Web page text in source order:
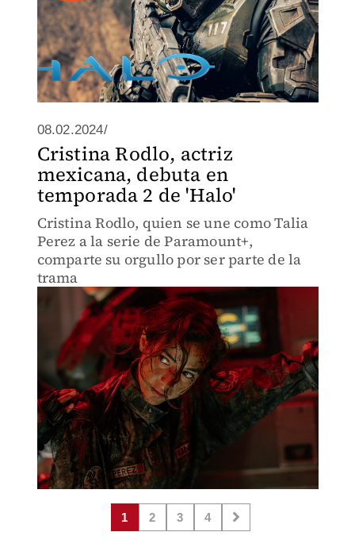
08.02.2024/
Cristina Rodlo, actriz
mexicana, debuta en
temporada 2 de 'Halo'
Cristina Rodlo, quien se une como Talia
Perez a la serie de Paramount+,
comparte su orgullo por ser parte de la
trama
1 2 3 4